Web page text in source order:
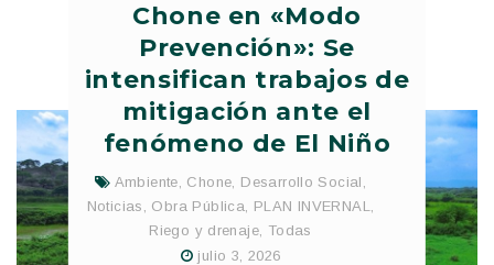
Chone en «Modo
Prevención»: Se
intensifican trabajos de
mitigación ante el
fenómeno de El Niño
Ambiente, Chone, Desarrollo Social ,
Noticias , Obra Pública, PLAN INVERNAL,
Riego y drenaje, Todas
julio 3, 2026